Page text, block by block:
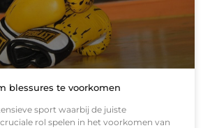
blessures te voorkomen
sport waarbij de juiste
rol spelen in het voorkomen van